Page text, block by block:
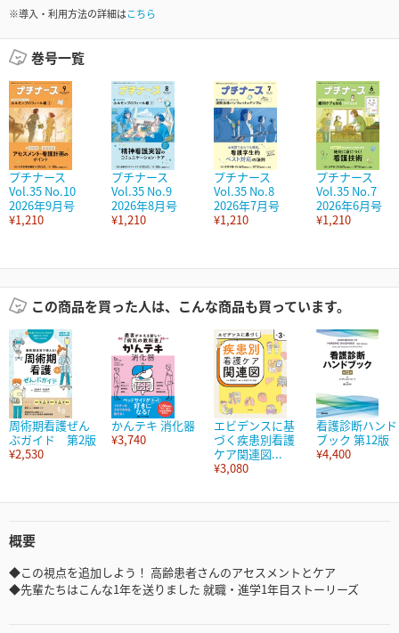
※導入・利用方法の詳細はこちら
巻号一覧
プチナース
Vol.35 No.10
2026年9月号
¥1,210
プチナース
Vol.35 No.9
2026年8月号
¥1,210
プチナース
Vol.35 No.8
2026年7月号
¥1,210
プチナース
Vol.35 No.7
2026年6月号
¥1,210
この商品を買った人は、こんな商品も買っています。
周術期看護ぜん
ぶガイド 第2版
¥2,530
かんテキ 消化器
¥3,740
エビデンスに基
づく疾患別看護
ケア関連図...
¥3,080
看護診断ハンド
ブック 第12版
¥4,400
概要
◆この視点を追加しよう！ 高齢患者さんのアセスメントとケア
◆先輩たちはこんな1年を送りました 就職・進学1年目ストーリーズ